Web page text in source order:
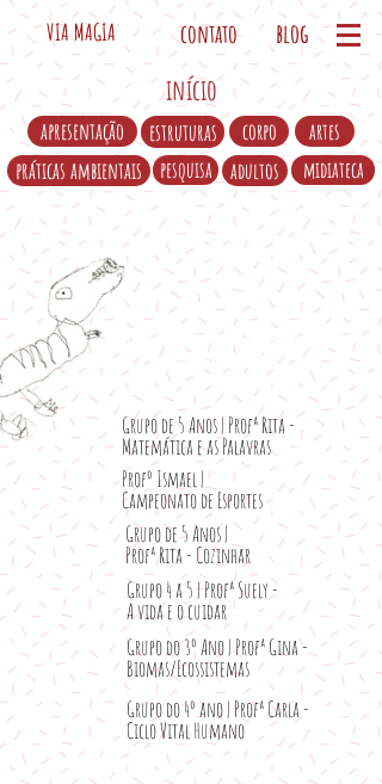
VIA MAGIA contato blog
práticas ambientais
início
apresentação estruturas corpo
artes
pesquisa
adultos midiateca
Grupo de 5 Anos | Profª Rita -
Matemática e as Palavras
Registros Pegagógicos
clique nos títulos para ler
Profº Ismael |
Campeonato de Esportes
Grupo de 5 Anos |
Profª Rita - Cozinhar
Grupo 4 a 5 | Profª Suely -
A vida e o cuidar
Grupo do 3º Ano | Profª Gina -
Biomas/Ecossistemas
Grupo do 4º ano | Profª Carla -
Ciclo Vital Humano